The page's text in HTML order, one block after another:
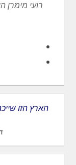
רועי מימרן